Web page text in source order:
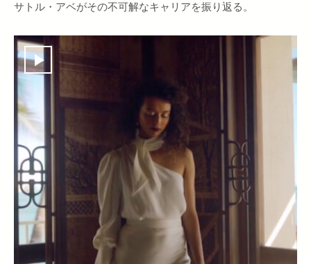
サトル・アベがその不可解なキャリアを振り返る。